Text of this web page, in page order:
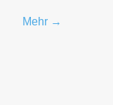
Mehr →